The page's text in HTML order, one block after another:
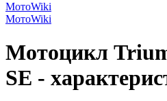
МотоWiki
МотоWiki
Мотоцикл
SE -